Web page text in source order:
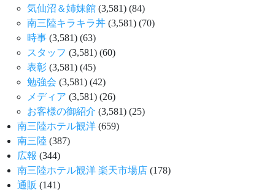
気仙沼＆姉妹館 (3,581) (84)
南三陸キラキラ丼 (3,581) (70)
時事 (3,581) (63)
スタッフ (3,581) (60)
表彰 (3,581) (45)
勉強会 (3,581) (42)
メディア (3,581) (26)
お客様の御紹介 (3,581) (25)
南三陸ホテル観洋 (659)
南三陸 (387)
広報 (344)
南三陸ホテル観洋 楽天市場店 (178)
通販 (141)